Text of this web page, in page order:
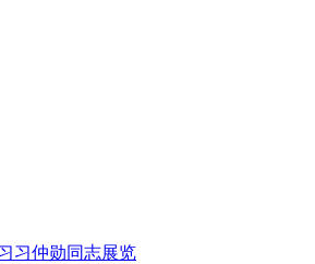
习仲勋同志展览